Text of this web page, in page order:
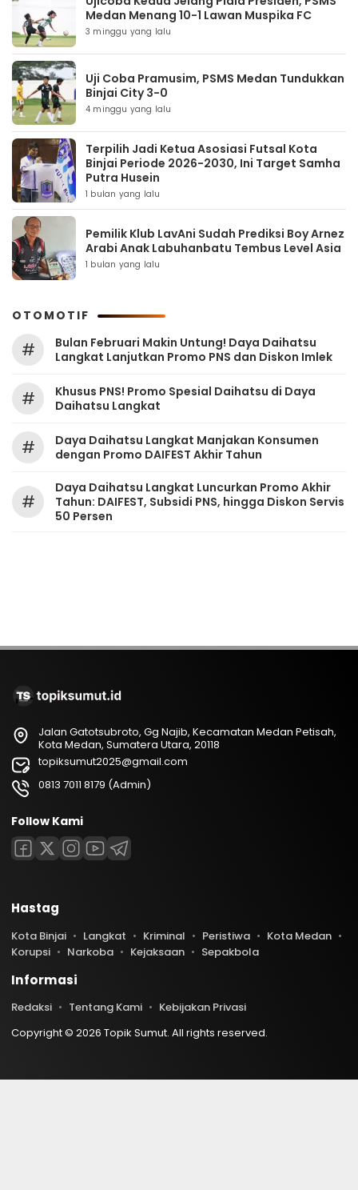
Medan Menang 10-1 Lawan Muspika FC
3 minggu yang lalu
Uji Coba Pramusim, PSMS Medan Tundukkan
Binjai City 3-0
4 minggu yang lalu
Terpilih Jadi Ketua Asosiasi Futsal Kota
Binjai Periode 2026-2030, Ini Target Samha
Putra Husein
1 bulan yang lalu
Pemilik Klub LavAni Sudah Prediksi Boy Arnez
Arabi Anak Labuhanbatu Tembus Level Asia
1 bulan yang lalu
OTOMOTIF
#
Bulan Februari Makin Untung! Daya Daihatsu
Langkat Lanjutkan Promo PNS dan Diskon Imlek
#
Khusus PNS! Promo Spesial Daihatsu di Daya
Daihatsu Langkat
#
Daya Daihatsu Langkat Manjakan Konsumen
dengan Promo DAIFEST Akhir Tahun
#
Daya Daihatsu Langkat Luncurkan Promo Akhir
Tahun: DAIFEST, Subsidi PNS, hingga Diskon Servis
50 Persen
Jalan Gatotsubroto, Gg Najib, Kecamatan Medan Petisah,
Kota Medan, Sumatera Utara, 20118
topiksumut2025@gmail.com
0813 7011 8179 (Admin)
Follow Kami
Hastag
Kota Binjai Langkat Kriminal Peristiwa
Kota Medan
Korupsi
Narkoba Kejaksaan Sepakbola
Informasi
Redaksi Tentang Kami
Kebijakan Privasi
Copyright © 2026 Topik Sumut. All rights reserved.